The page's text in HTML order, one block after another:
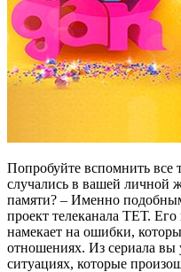
Попробуйте вспомнить все
случались в вашей личной
памяти? – Именно
проект телеканала ТЕТ.
намекает на ошибки,
отношениях. Из сериала вы
ситуациях, которые